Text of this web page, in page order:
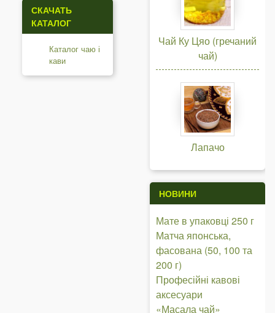
СКАЧАТЬ
КАТАЛОГ
Каталог чаю і
кави
Чай Ку Цяо (гречаний
чай)
Лапачо
НОВИНИ
Мате в упаковці 250 г
Матча японська,
фасована (50, 100 та
200 г)
Професійні кавові
аксесуари
«Масала чай»